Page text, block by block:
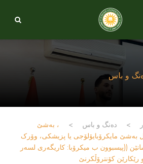
> دەنگ و باس >
، بەشێ
بەشێ مایکرۆبایۆلۆجی یا پزیشکی، وۆرک
((پیسبوون ب میکرۆبا: کاریگەری لسەر
کۆنترۆڵکرنێ